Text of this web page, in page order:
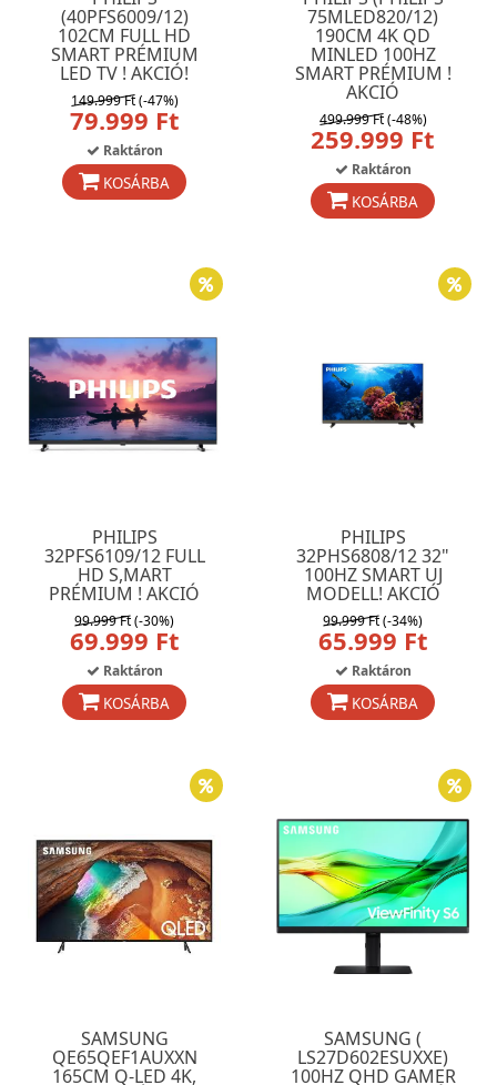
(40PFS6009/12)
102CM FULL HD
SMART PRÉMIUM
LED TV ! AKCIÓ!
149.999 Ft(-47%)
79.999 Ft
Raktáron
KOSÁRBA
75MLED820/12)
190CM 4K QD
MINLED 100HZ
SMART PRÉMIUM !
AKCIÓ
499.999 Ft(-48%)
259.999 Ft
Raktáron
KOSÁRBA
PHILIPS
32PFS6109/12 FULL
HD S,MART
PRÉMIUM ! AKCIÓ
99.999 Ft(-30%)
69.999 Ft
Raktáron
KOSÁRBA
PHILIPS
32PHS6808/12 32"
100HZ SMART UJ
MODELL! AKCIÓ
99.999 Ft(-34%)
65.999 Ft
Raktáron
KOSÁRBA
SAMSUNG
QE65QEF1AUXXN
165CM Q-LED 4K,
SAMSUNG (
LS27D602ESUXXE)
100HZ QHD GAMER